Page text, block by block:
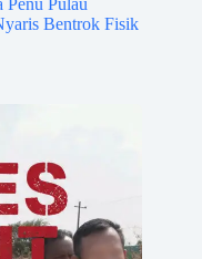
Bentrok Fisik